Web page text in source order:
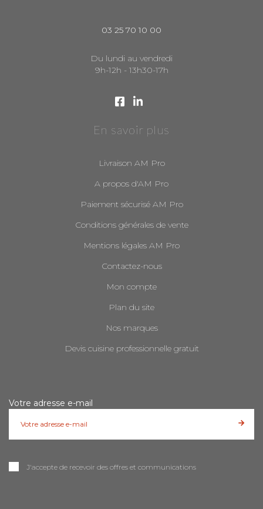
03 25 70 10 00
Du lundi au vendredi
9h-12h - 13h30-17h
En savoir plus
Livraison AM Pro
A propos d'AM Pro
Paiement sécurisé AM Pro
Conditions générales de vente
Mentions légales AM Pro
Contactez-nous
Mon compte
Plan du site
Nos marques
Devis cuisine professionnelle gratuit
Votre adresse e-mail
J'accepte de recevoir des offres et communications